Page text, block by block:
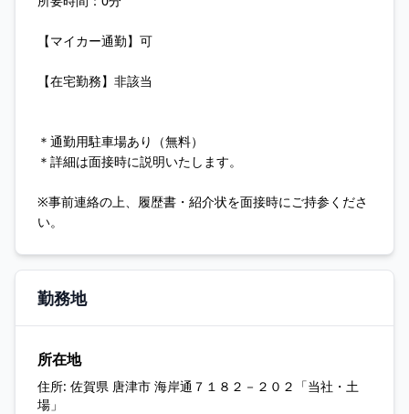
【マイカー通勤】可
【在宅勤務】非該当
＊通勤用駐車場あり（無料）
＊詳細は面接時に説明いたします。
※事前連絡の上、履歴書・紹介状を面接時にご持参くださ
い。
勤務地
所在地
住所: 佐賀県 唐津市 海岸通７１８２－２０２「当社・土
場」